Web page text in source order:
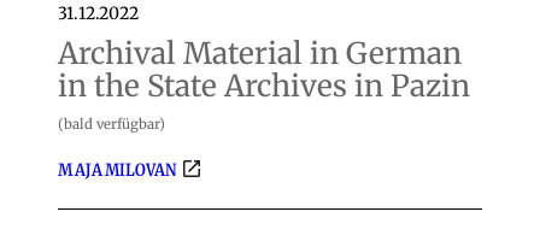
31.12.2022
Archival Material in German
in the State Archives in Pazin
(bald verfügbar)
MAJA MILOVAN